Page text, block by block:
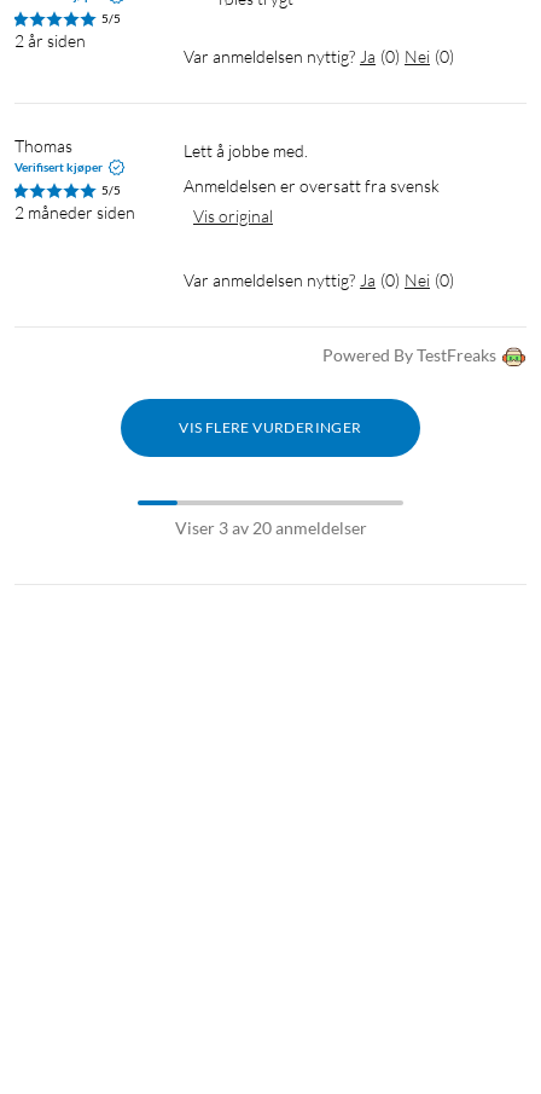
5/5
2 år siden
Var anmeldelsen nyttig? Ja (0) Nei (0)
Thomas
Verifisert kjøper
5/5
2 måneder siden
Lett å jobbe med.
Anmeldelsen er oversatt fra svensk
Vis original
Var anmeldelsen nyttig? Ja (0) Nei (0)
Powered By TestFreaks
VIS FLERE VURDERINGER
Viser 3 av 20 anmeldelser